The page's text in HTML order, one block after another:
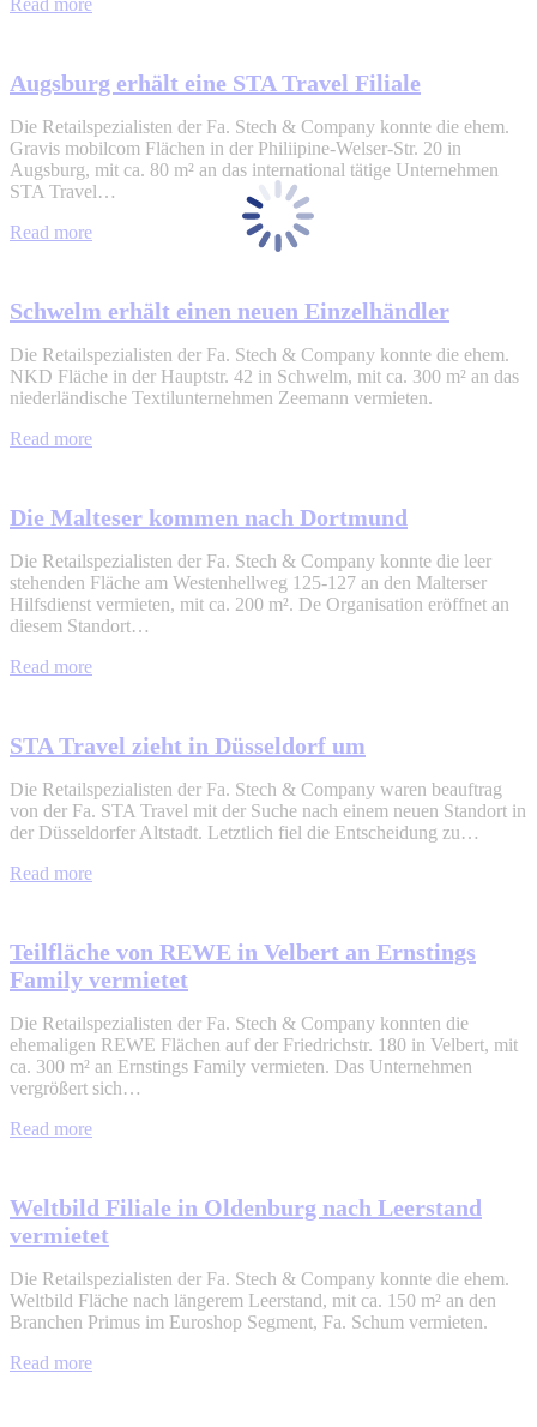
Read more
Augsburg erhält eine STA Travel Filiale
Die Retailspezialisten der Fa. Stech & Company konnte die ehem.
Gravis mobilcom Flächen in der Philiipine-Welser-Str. 20 in
Augsburg, mit ca. 80 m² an das international tätige Unternehmen
STA Travel…
Read more
Schwelm erhält einen neuen Einzelhändler
Die Retailspezialisten der Fa. Stech & Company konnte die ehem.
NKD Fläche in der Hauptstr. 42 in Schwelm, mit ca. 300 m² an das
niederländische Textilunternehmen Zeemann vermieten.
Read more
Die Malteser kommen nach Dortmund
Die Retailspezialisten der Fa. Stech & Company konnte die leer
stehenden Fläche am Westenhellweg 125-127 an den Malterser
Hilfsdienst vermieten, mit ca. 200 m². De Organisation eröffnet an
diesem Standort…
Read more
STA Travel zieht in Düsseldorf um
Die Retailspezialisten der Fa. Stech & Company waren beauftrag
von der Fa. STA Travel mit der Suche nach einem neuen Standort in
der Düsseldorfer Altstadt. Letztlich fiel die Entscheidung zu…
Read more
Teilfläche von REWE in Velbert an Ernstings
Family vermietet
Die Retailspezialisten der Fa. Stech & Company konnten die
ehemaligen REWE Flächen auf der Friedrichstr. 180 in Velbert, mit
ca. 300 m² an Ernstings Family vermieten. Das Unternehmen
vergrößert sich…
Read more
Weltbild Filiale in Oldenburg nach Leerstand
vermietet
Die Retailspezialisten der Fa. Stech & Company konnte die ehem.
Weltbild Fläche nach längerem Leerstand, mit ca. 150 m² an den
Branchen Primus im Euroshop Segment, Fa. Schum vermieten.
Read more